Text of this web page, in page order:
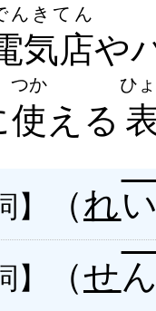
気店
んきてん
や
使
つか
える
ひ
】 （れ
】 （せ